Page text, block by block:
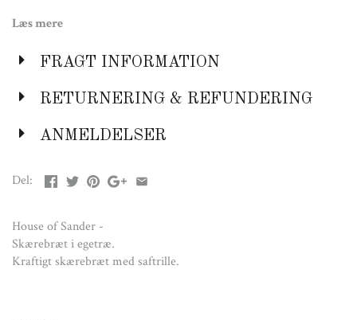
Natur
Keramik
L: 30/45/60 cm
Læs mere
FRAGT INFORMATION
RETURNERING & REFUNDERING
ANMELDELSER
Del:
House of Sander -
Skærebræt i egetræ.
Kraftigt skærebræt med saftrille.